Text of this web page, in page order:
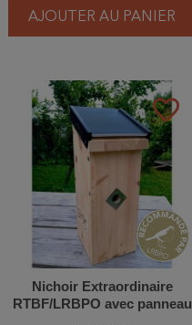
AJOUTER AU PANIER
favorite_border
Nichoir Extraordinaire
RTBF/LRBPO avec panneau